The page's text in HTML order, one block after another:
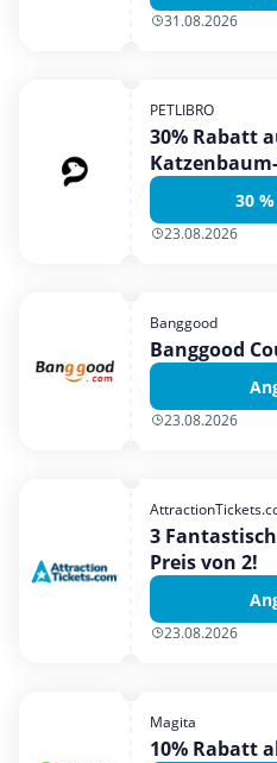
31.08.2026
PETLIBRO
30% Rabatt
30
23.08.2026
Banggood
Banggood
23.08.2026
3
Preis von 2!
23.08.2026
Magita
10% Rabatt